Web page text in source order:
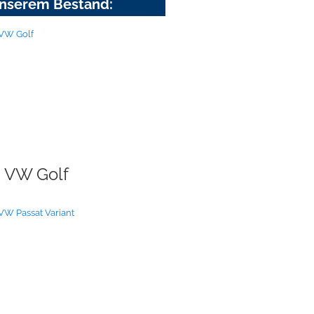
Bestand:
VW Golf